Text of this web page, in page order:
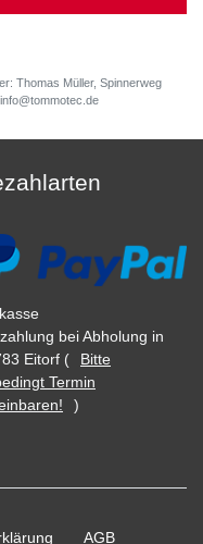
Thomas Müller, Spinnerweg
bei Abholung in
Eitorf (
Bitte
Termin
)
AGB